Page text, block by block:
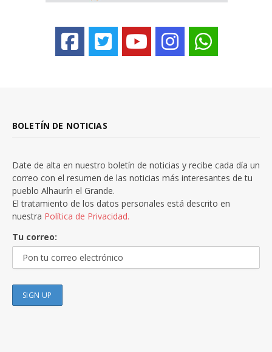
BOLETÍN DE NOTICIAS
Date de alta en nuestro boletín de noticias y recibe cada día un
correo con el resumen de las noticias más interesantes de tu
pueblo Alhaurín el Grande.
El tratamiento de los datos personales está descrito en
nuestra Política de Privacidad.
Tu correo: